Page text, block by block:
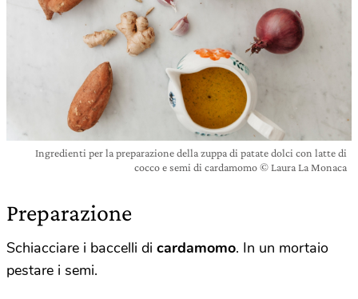
Ingredienti per la preparazione della zuppa di patate dolci con latte di
cocco e semi di cardamomo © Laura La Monaca
Preparazione
Schiacciare i baccelli di cardamomo. In un mortaio
pestare i semi.